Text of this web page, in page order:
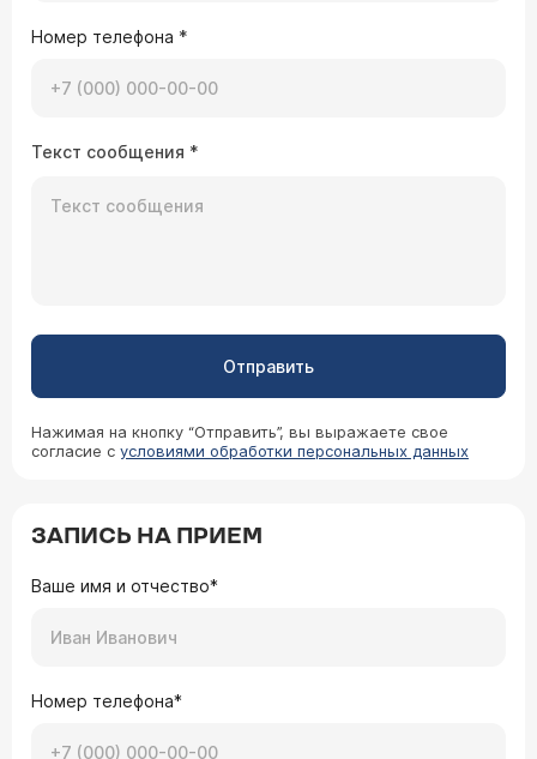
Номер телефона *
Текст сообщения *
Отправить
Нажимая на кнопку “Отправить”, вы выражаете свое
согласие с условиями обработки персональных данных
ЗАПИСЬ НА ПРИЕМ
Ваше имя и отчество*
Номер телефона*